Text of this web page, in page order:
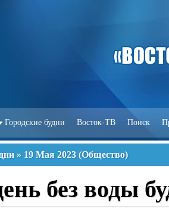
Городские будни Восток-ТВ Поиск
» 19 Мая 2023 (Общество)
без воды